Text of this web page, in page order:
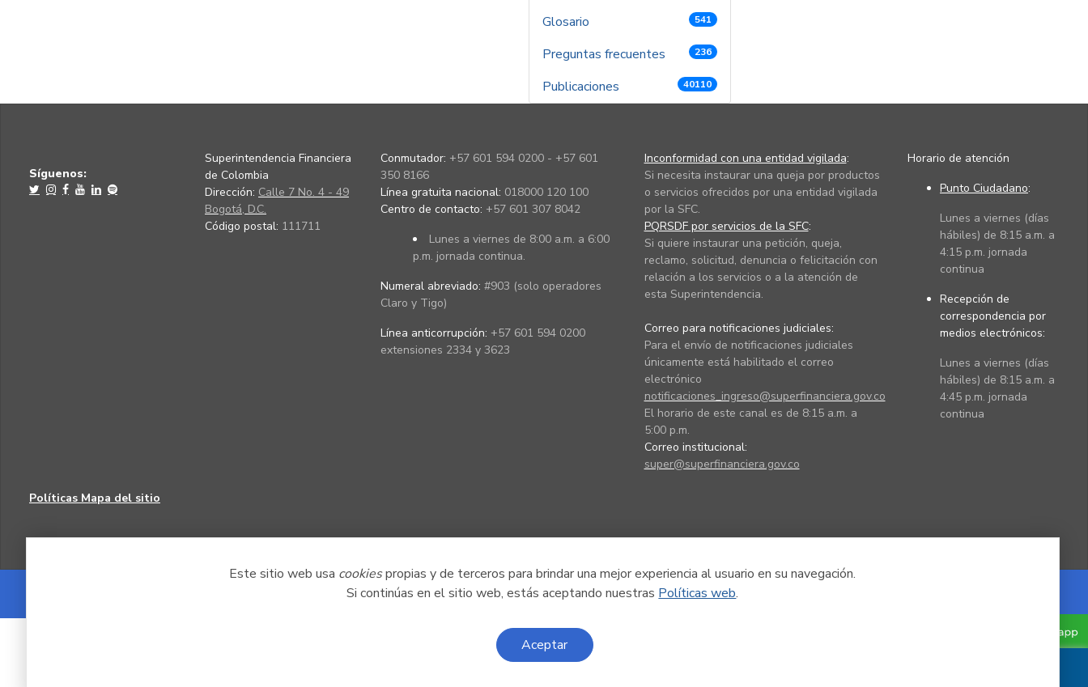
Este sitio web usa cookiespropias y de terceros para brindar una mejor experiencia al usuario en su navegación.
Si continúas en el sitio web, estás aceptando nuestras Políticas web.
Aceptar
Glosario 541
Preguntas frecuentes 236
Publicaciones 40110
Síguenos:
Superintendencia Financiera
de Colombia
Dirección: Calle 7 No. 4 - 49
Bogotá, D.C.
Código postal: 111711
Conmutador: +57 601 594 0200 - +57 601
350 8166
Línea gratuita nacional: 018000 120 100
Centro de contacto: +57 601 307 8042
Lunes a viernes de 8:00 a.m. a 6:00
p.m. jornada continua.
Numeral abreviado: #903 (solo operadores
Claro y Tigo)
Línea anticorrupción: +57 601 594 0200
extensiones 2334 y 3623
Inconformidad con una entidad vigilada:
Si necesita instaurar una queja por productos
o servicios ofrecidos por una entidad vigilada
por la SFC.
PQRSDF por servicios de la SFC:
Si quiere instaurar una petición, queja,
reclamo, solicitud, denuncia o felicitación con
relación a los servicios o a la atención de
esta Superintendencia.
Correo para notificaciones judiciales:
Para el envío de notificaciones judiciales
únicamente está habilitado el correo
electrónico
notificaciones_ingreso@superfinanciera.gov.co
El horario de este canal es de 8:15 a.m. a
5:00 p.m.
Correo institucional:
super@superfinanciera.gov.co
Horario de atención
Punto Ciudadano:
Lunes a viernes (días
hábiles) de 8:15 a.m. a
4:15 p.m. jornada
continua
Recepción de
correspondencia por
medios electrónicos:
Lunes a viernes (días
hábiles) de 8:15 a.m. a
4:45 p.m. jornada
continua
Políticas Mapa del sitio
Powered by Nexura